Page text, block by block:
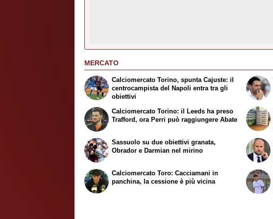
MERCATO
Calciomercato Torino, spunta Cajuste: il
centrocampista del Napoli entra tra gli
obiettivi
Calciomercato Torino: il Leeds ha preso
Trafford, ora Perri può raggiungere Abate
Sassuolo su due obiettivi granata,
Obrador e Darmian nel mirino
Calciomercato Toro: Cacciamani in
panchina, la cessione è più vicina